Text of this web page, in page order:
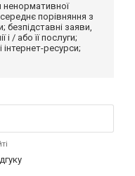
ненормативної
порівняння з
заяви,
/ або її послуги;
ресурси;